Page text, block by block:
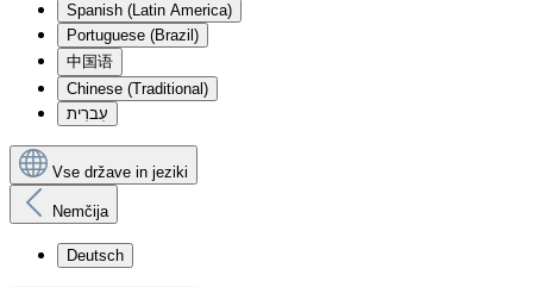
Spanish (Latin America)
Portuguese (Brazil)
中国语
Chinese (Traditional)
עִברִית
Vse države in jeziki
Nemčija
Deutsch